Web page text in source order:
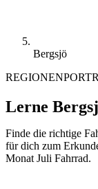
Bergsjö
Lerne
Finde die richtige
für dich zum
Monat Juli Fahrrad.